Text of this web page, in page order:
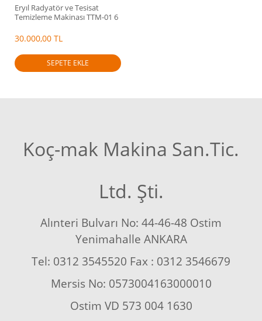
Eryıl Radyatör ve Tesisat
Temizleme Makinası TTM-01 6
30.000,00 TL
SEPETE EKLE
Koç-mak Makina San.Tic.
Ltd. Şti.
Alınteri Bulvarı No: 44-46-48 Ostim
Yenimahalle ANKARA
Tel: 0312 3545520 Fax : 0312 3546679
Mersis No: 0573004163000010
Ostim VD 573 004 1630